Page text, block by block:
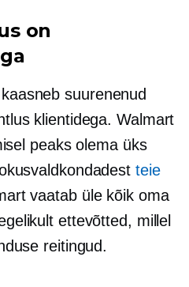
on
suurenenud
klientidega. Walmart
peaks olema üks
teie
vaatab üle kõik oma
ettevõtted, millel
reitingud.